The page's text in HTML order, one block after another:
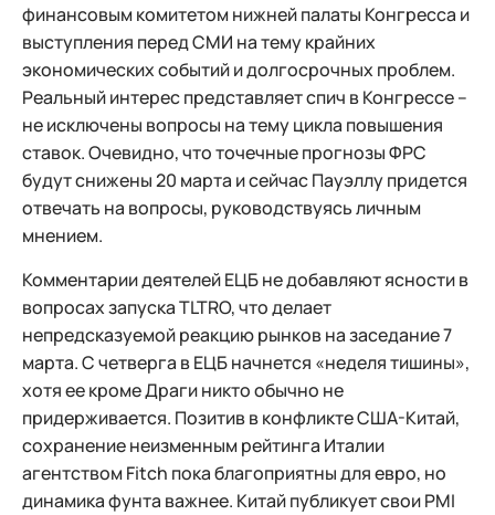
финансовым комитетом нижней палаты Конгресса и
выступления перед СМИ на тему крайних
экономических событий и долгосрочных проблем.
Реальный интерес представляет спич в Конгрессе –
не исключены вопросы на тему цикла повышения
ставок. Очевидно, что точечные прогнозы ФРС
будут снижены 20 марта и сейчас Пауэллу придется
отвечать на вопросы, руководствуясь личным
мнением.
Комментарии деятелей ЕЦБ не добавляют ясности в
вопросах запуска TLTRO, что делает
непредсказуемой реакцию рынков на заседание 7
марта. С четверга в ЕЦБ начнется «неделя тишины»,
хотя ее кроме Драги никто обычно не
придерживается. Позитив в конфликте США-Китай,
сохранение неизменным рейтинга Италии
агентством Fitch пока благоприятны для евро, но
динамика фунта важнее. Китай публикует свои PMI